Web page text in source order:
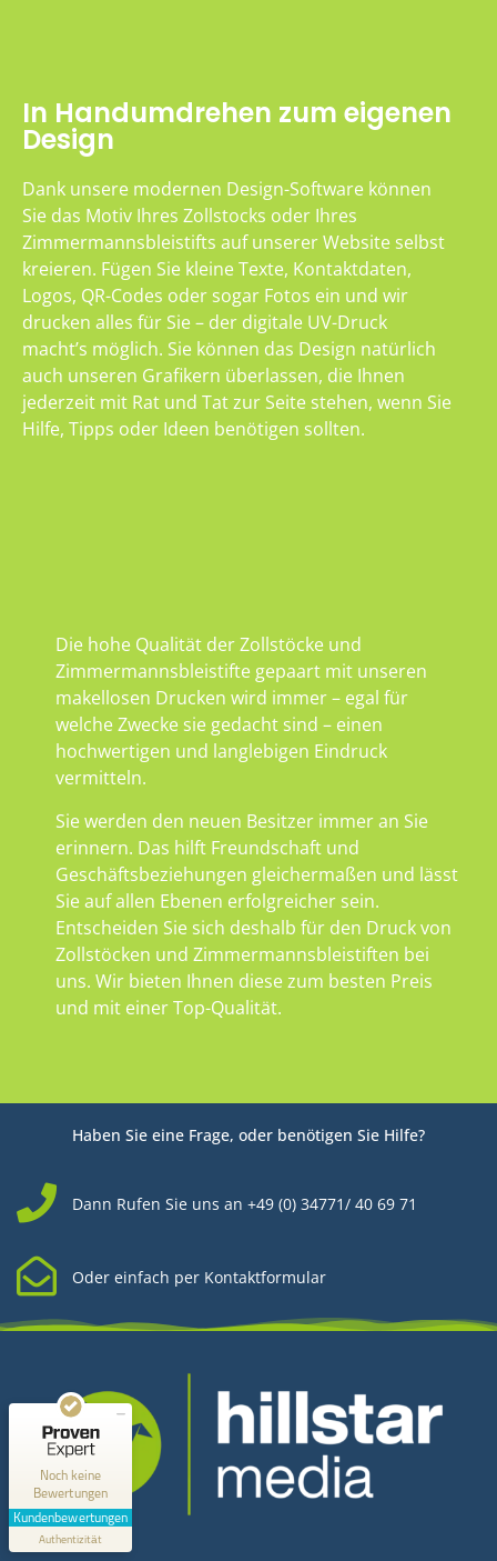
In Handumdrehen zum eigenen
Design
Dank unsere modernen Design-Software können
Sie das Motiv Ihres Zollstocks oder Ihres
Zimmermannsbleistifts auf unserer Website selbst
kreieren. Fügen Sie kleine Texte, Kontaktdaten,
Logos, QR-Codes oder sogar Fotos ein und wir
drucken alles für Sie – der digitale UV-Druck
macht’s möglich. Sie können das Design natürlich
auch unseren Grafikern überlassen, die Ihnen
jederzeit mit Rat und Tat zur Seite stehen, wenn Sie
Hilfe, Tipps oder Ideen benötigen sollten.
Die hohe Qualität der Zollstöcke und
Zimmermannsbleistifte gepaart mit unseren
makellosen Drucken wird immer – egal für
welche Zwecke sie gedacht sind – einen
hochwertigen und langlebigen Eindruck
vermitteln.
Sie werden den neuen Besitzer immer an Sie
erinnern. Das hilft Freundschaft und
Geschäftsbeziehungen gleichermaßen und lässt
Sie auf allen Ebenen erfolgreicher sein.
Entscheiden Sie sich deshalb für den Druck von
Zollstöcken und Zimmermannsbleistiften bei
uns. Wir bieten Ihnen diese zum besten Preis
und mit einer Top-Qualität.
Haben Sie eine Frage, oder benötigen Sie Hilfe?
Dann Rufen Sie uns an +49 (0) 34771/ 40 69 71
Oder einfach per Kontaktformular
Kontakt
Noch keine
Bewertungen
Kundenbewertungen
Authentizität
MANGELHAFT
0,00 / 5,00
Erfahren Sie mehr über dieses Bewertungssiegel
Profil ansehen